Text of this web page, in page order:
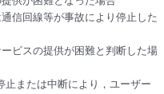
信回線等が事故により停止した
ビスの提供が困難と判断した場
止または中断により，ユーザー